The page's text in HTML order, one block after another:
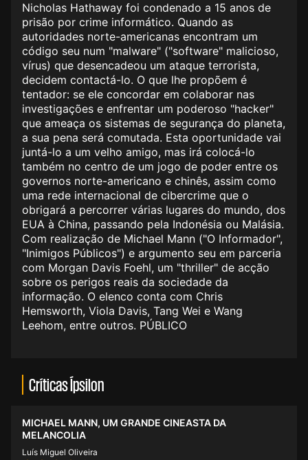
Nicholas Hathaway foi condenado a 15 anos de
prisão por crime informático. Quando as
autoridades norte-americanas encontram um
código seu num "malware" ("software" malicioso,
vírus) que desencadeou um ataque terrorista,
decidem contactá-lo. O que lhe propõem é
tentador: se ele concordar em colaborar nas
investigações e enfrentar um poderoso "hacker"
que ameaça os sistemas de segurança do planeta,
a sua pena será comutada. Esta oportunidade vai
juntá-lo a um velho amigo, mas irá colocá-lo
também no centro de um jogo de poder entre os
governos norte-americano e chinês, assim como
uma rede internacional de cibercrime que o
obrigará a percorrer várias lugares do mundo, dos
EUA à China, passando pela Indonésia ou Malásia.
Com realização de Michael Mann ("O Informador",
"Inimigos Públicos") e argumento seu em parceria
com Morgan Davis Foehl, um "thriller" de acção
sobre os perigos reais da sociedade da
informação. O elenco conta com Chris
Hemsworth, Viola Davis, Tang Wei e Wang
Leehom, entre outros. PÚBLICO
Críticas Ípsilon
MICHAEL MANN, UM GRANDE CINEASTA DA
MELANCOLIA
Luís Miguel Oliveira